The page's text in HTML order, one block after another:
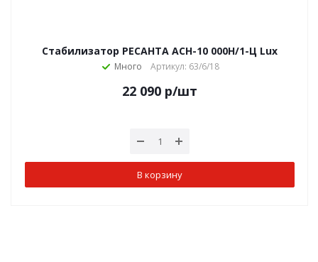
Стабилизатор РЕСАНТА АСН-10 000Н/1-Ц Lux
Много Артикул: 63/6/18
22 090 р/шт
В корзину